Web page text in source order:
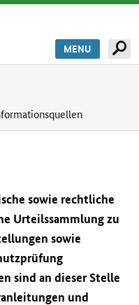
MENU
sowie rechtliche
Urteilssammlung zu
sowie
sind an dieser Stelle
und